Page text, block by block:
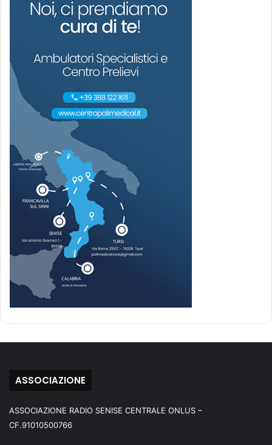
ASSOCIAZIONE
ASSOCIAZIONE RADIO SENISE CENTRALE ONLUS –
CF.91010500766